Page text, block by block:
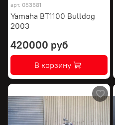
арт. 053681
Yamaha BT1100 Bulldog
2003
420000 руб
В корзину